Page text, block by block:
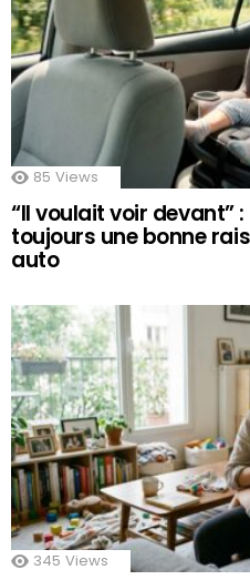
85 Views
“Il voulait voir devant”
toujours une bonne
auto
345 Views